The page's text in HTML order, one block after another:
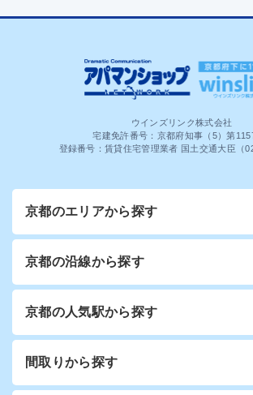
ウインズリンク株式会社
宅建免許番号：京都府知事（5）第
登録番号：賃貸住宅管理業者 国土交通大臣（
京都のエリアから探す
京都の沿線から探す
京都の人気駅から探す
間取りから探す